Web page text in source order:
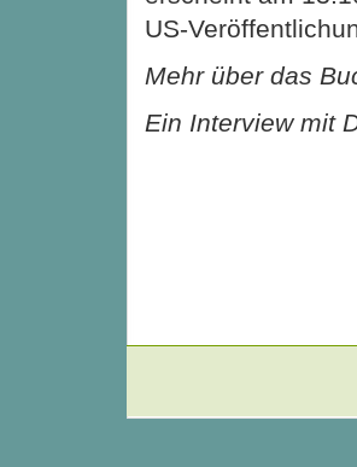
US-
Mehr über das
Ein Interview mit